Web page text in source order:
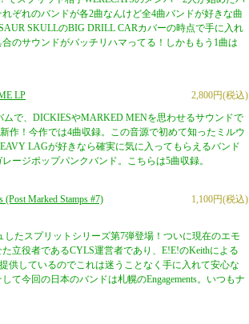
ぞれのバンドが各2曲なんけど全4曲バンドが好きな曲
SKULLのBIG DRILL CARカバーの時点で手に入れ
のサウンドがバッチリハマってる！しかももう1曲は
2,800円(税込)
LP
ムで、DICKIESやMARKED MENを思わせるサウンドで
作！今作では4曲収録。この音源で初めて知ったミルウ
LAGが好きなら確実に気に入ってもらえるバンド
ージポップパンクバンド。こちらは5曲収録。
1,100円(税込)
(Post Marked Stamps #7)
したスプリットシリーズ第7弾登場！ついに現在のエモ
立役者であるCYLS運営者であり、E!E!のKeithによる
供しているのでこれは迷うことなく手に入れて安心な
て今回の日本のバンドは札幌のEngagements。いつもナ